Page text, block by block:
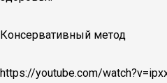
Консервативный метод
https://youtube.com/